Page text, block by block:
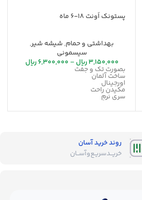
پستونک اَونت 18-6 ماه
بهداشتی و حمام, شیشه شیر,
سیسمونی
3,150,000ریال–
6,300,000ریال
بصورت تک و جفت
ساخت آلمان
اورجینال
مکیدن راحت
سری نرم
قابلیت گردش هوا
روند خرید آسان
خریــد‌سریـع‌و‌آســان